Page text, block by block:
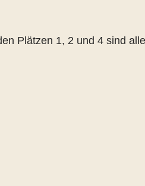
Plätzen 1, 2 und 4 sind